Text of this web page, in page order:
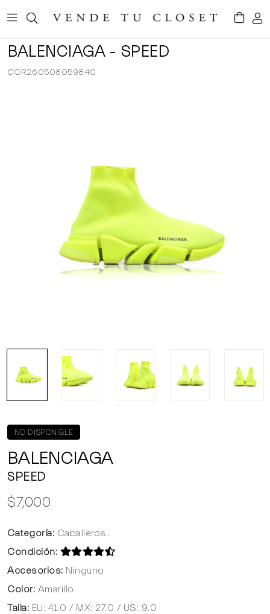
BALENCIAGA - SPEED
COR260508059840
NO DISPONIBLE
BALENCIAGA
SPEED
$7,000
Categoría: Caballeros..
Condición:
Accesorios: Ninguno
Color: Amarillo
Talla: EU: 41.0 / MX: 27.0 / US: 9.0